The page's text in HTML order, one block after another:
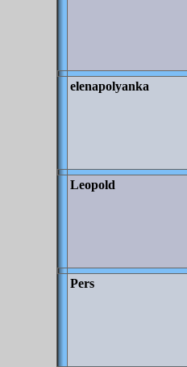
elenapolyanka
Leopold
Pers